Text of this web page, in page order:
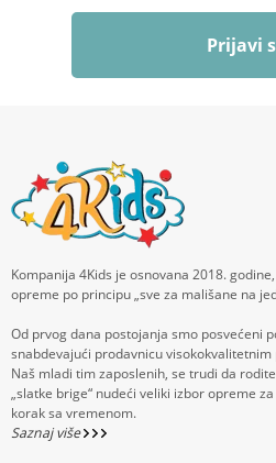
Prijavi
Kompanija 4Kids je osnovana 2018.
opreme po principu „sve za mališane na
Od prvog dana postojanja smo posvećeni
snabdevajući prodavnicu
Naš mladi tim zaposlenih, se trudi da
„slatke brige“ nudeći veliki izbor opreme
korak sa vremenom.
Saznaj više